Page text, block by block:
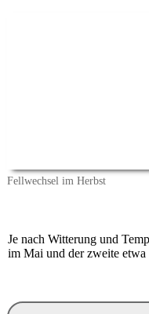
Fellwechsel im Herbst
Je nach Witterung und
im Mai und der zweite etwa